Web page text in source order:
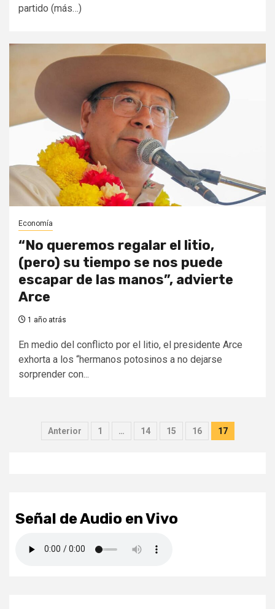
partido (más…)
Economía
“No queremos regalar el litio,
(pero) su tiempo se nos puede
escapar de las manos”, advierte
Arce
1 año atrás
En medio del conflicto por el litio, el presidente Arce
exhorta a los “hermanos potosinos a no dejarse
sorprender con...
Paginación
Anterior 1 … 14 15 16 17
Señal de Audio en Vivo